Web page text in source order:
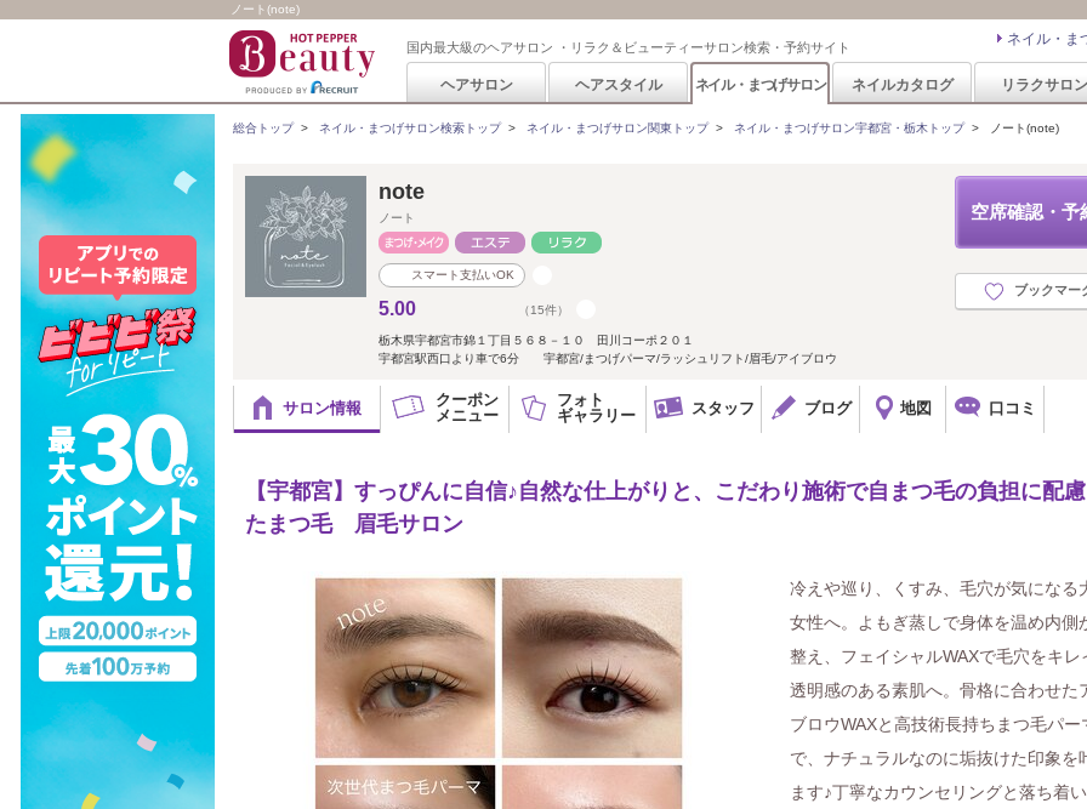
ノート(note)
国内最大級のヘアサロン ・リラク＆ビューティーサロン検索・予約サイト ネイル・ま
ヘアサロン ヘアスタイル ネイル・まつげサロン ネイルカタログ リラクサロン
総合トップ> ネイル・まつげサロン検索トップ> ネイル・まつげサロン関東トップ> ネイル・まつげサロン宇都宮・栃木トップ> ノート(note)
空席確認・予
ブックマー
note
ノート
スマート支払いOK
5.00 （15件）
栃木県宇都宮市錦１丁目５６８－１０ 田川コーポ２０１
宇都宮駅西口より車で6分 宇都宮/まつげパーマ/ラッシュリフト/眉毛/アイブロウ
サロン情報
クーポン
メニュー
フォト
ギャラリー
スタッフ ブログ 地図 口コミ
【宇都宮】すっぴんに自信♪自然な仕上がりと、こだわり施術で自まつ毛の負担に配
たまつ毛 眉毛サロン
冷えや巡り、くすみ、毛穴が気になる
女性へ。よもぎ蒸しで身体を温め内側
整え、フェイシャルWAXで毛穴をキレ
透明感のある素肌へ。骨格に合わせた
ブロウWAXと高技術長持ちまつ毛パー
で、ナチュラルなのに垢抜けた印象を
ます♪丁寧なカウンセリングと落ち着